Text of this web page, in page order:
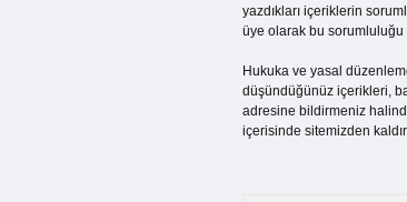
yazdıkları içeriklerin
üye olarak bu sorumluluğu
Hukuka ve yasal
düşündüğünüz içerikleri,
adresine bildirmeniz
içerisinde sitemizden